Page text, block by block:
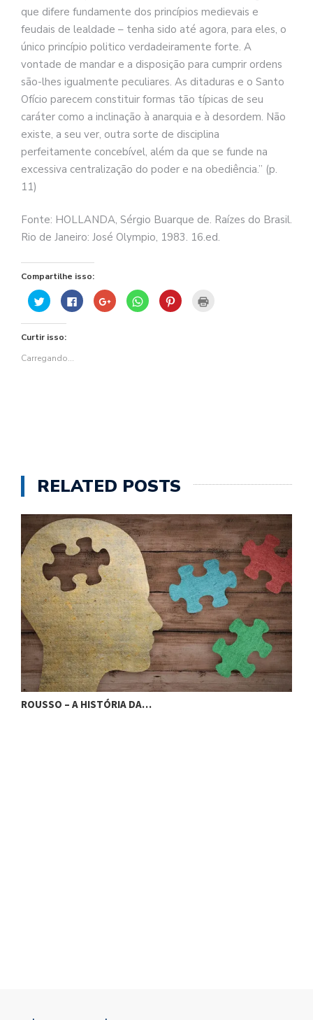
que difere fundamente dos princípios medievais e
feudais de lealdade – tenha sido até agora, para eles, o
único princípio politico verdadeiramente forte. A
vontade de mandar e a disposição para cumprir ordens
são-lhes igualmente peculiares. As ditaduras e o Santo
Ofício parecem constituir formas tão típicas de seu
caráter como a inclinação à anarquia e à desordem. Não
existe, a seu ver, outra sorte de disciplina
perfeitamente concebível, além da que se funde na
excessiva centralização do poder e na obediência.” (p.
11)
Fonte: HOLLANDA, Sérgio Buarque de. Raízes do Brasil.
Rio de Janeiro: José Olympio, 1983. 16.ed.
Compartilhe isso:
Clique
para
compartilhar
no
Twitter(abre
em
janela)
Clique
para
compartilhar
Compartilhe
no
Google+
Clique
para
compartilhar
Clique
para
Curtir isso:
Carregando...
RELATED POSTS
ROUSSO – A HISTÓRIA DA…